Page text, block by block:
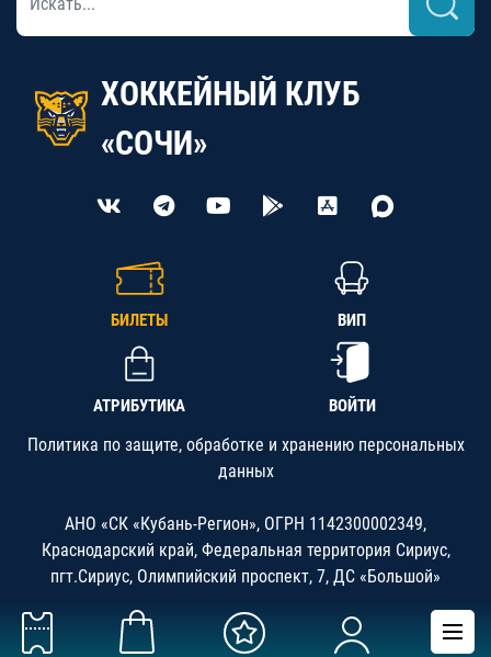
ХОККЕЙНЫЙ КЛУБ
«СОЧИ»
БИЛЕТЫ ВИП
АТРИБУТИКА ВОЙТИ
Политика по защите, обработке и хранению персональных
данных
АНО «СК «Кубань-Регион», ОГРН 1142300002349,
Краснодарский край, Федеральная территория Сириус,
пгт.Сириус, Олимпийский проспект, 7, ДС «Большой»